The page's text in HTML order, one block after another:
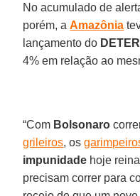
No acumulado de
porém, aAmazônia
lançamento do DETER
4% em relação ao
“Com Bolsonaro
grileiros, os
impunidade hoje
precisam correr para